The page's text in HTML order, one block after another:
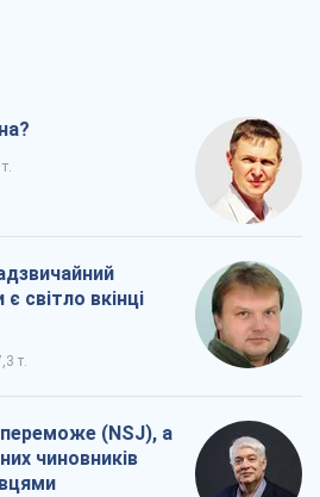
світло вкінці
т.
(NSJ), а
чиновників